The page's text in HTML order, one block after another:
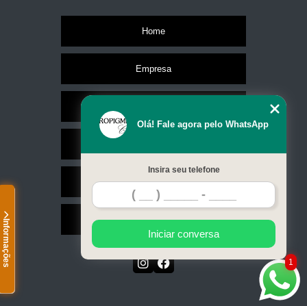
Informações
Home
Empresa
Contato
Mapa do site
1
Olá! Fale agora pelo WhatsApp
Insira seu telefone
Iniciar conversa